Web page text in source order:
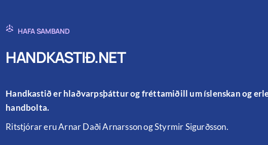
HAFA SAMBAND
HANDKASTIÐ.NET
Handkastið er hlaðvarpsþáttur og fréttamiðill um íslenskan og
handbolta.
Ritstjórar eru Arnar Daði Arnarsson og Styrmir Sigurðsson.